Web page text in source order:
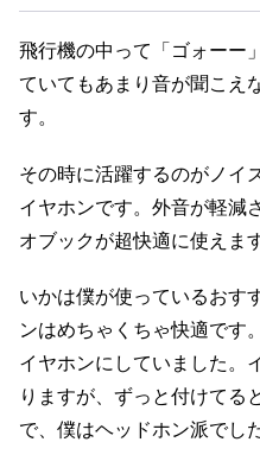
飛行機の中って「ゴォーー
ていてもあまり音が聞こえ
す。
その時に活躍するのがノイ
イヤホンです。外音が軽減
オブックが超快適に使えます
いかは僕が使っているおす
ンはめちゃくちゃ快適です
イヤホンにしていました。
りますが、ずっと付けてる
で、僕はヘッドホン派でした